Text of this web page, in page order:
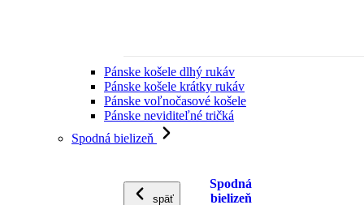
Pánske košele dlhý rukáv
Pánske košele krátky rukáv
Pánske voľnočasové košele
Pánske neviditeľné tričká
Spodná bielizeň
späť
Spodná
bielizeň